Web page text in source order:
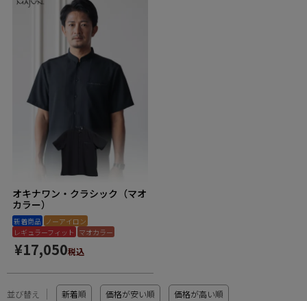
オキナワン・クラシック（マオ
カラー）
新着商品 ノーアイロン
レギュラーフィット マオカラー
¥17,050税込
並び替え 新着順 価格が安い順 価格が高い順